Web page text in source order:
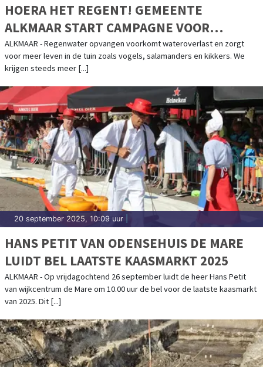
HOERA HET REGENT! GEMEENTE
ALKMAAR START CAMPAGNE VOOR
OPVANG REGENWATER IN TUINEN
ALKMAAR - Regenwater opvangen voorkomt wateroverlast en zorgt
voor meer leven in de tuin zoals vogels, salamanders en kikkers. We
krijgen steeds meer [...]
20 september 2025, 10:09 uur
HANS PETIT VAN ODENSEHUIS DE MARE
LUIDT BEL LAATSTE KAASMARKT 2025
ALKMAAR - Op vrijdagochtend 26 september luidt de heer Hans Petit
van wijkcentrum de Mare om 10.00 uur de bel voor de laatste kaasmarkt
van 2025. Dit [...]